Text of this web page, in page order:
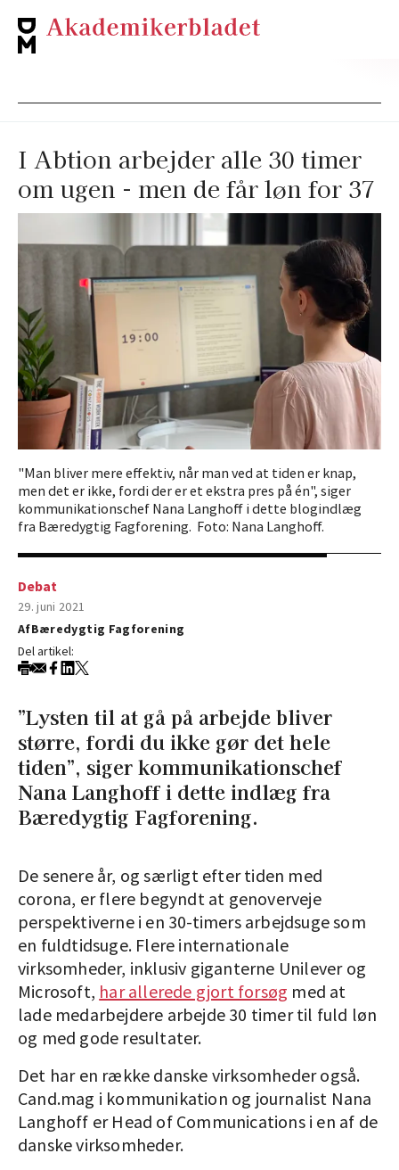
I Abtion arbejder alle 30 timer
om ugen - men de får løn for 37
"Man bliver mere effektiv, når man ved at tiden er knap,
men det er ikke, fordi der er et ekstra pres på én", siger
kommunikationschef Nana Langhoff i dette blogindlæg
fra Bæredygtig Fagforening. Foto: Nana Langhoff.
Debat
29. juni 2021
AfBæredygtig Fagforening
Del artikel:
”Lysten til at gå på arbejde bliver
større, fordi du ikke gør det hele
tiden”, siger kommunikationschef
Nana Langhoff i dette indlæg fra
Bæredygtig Fagforening.
De senere år, og særligt efter tiden med
corona, er flere begyndt at genoverveje
perspektiverne i en 30-timers arbejdsuge som
en fuldtidsuge. Flere internationale
virksomheder, inklusiv giganterne Unilever og
Microsoft, har allerede gjort forsøg med at
lade medarbejdere arbejde 30 timer til fuld løn
og med gode resultater.
Det har en række danske virksomheder også.
Cand.mag i kommunikation og journalist Nana
Langhoff er Head of Communications i en af de
danske virksomheder.